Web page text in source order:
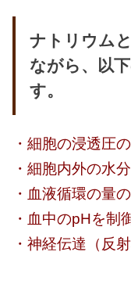
ナトリウム
ながら、以
す。
・細胞の浸透圧
・細胞内外の水
・血液循環の量
・血中のpHを制
・神経伝達（反